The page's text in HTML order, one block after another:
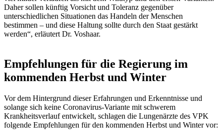
Daher sollen künftig Vorsicht und Toleranz gegenüber
unterschiedlichen Situationen das Handeln der Menschen
bestimmen – und diese Haltung sollte durch den Staat gestärkt
werden“, erläutert Dr. Voshaar.
Empfehlungen für die Regierung im
kommenden Herbst und Winter
Vor dem Hintergrund dieser Erfahrungen und Erkenntnisse und
solange sich keine Coronavirus-Variante mit schwerem
Krankheitsverlauf entwickelt, schlagen die Lungenärzte des VPK
folgende Empfehlungen für den kommenden Herbst und Winter vor: